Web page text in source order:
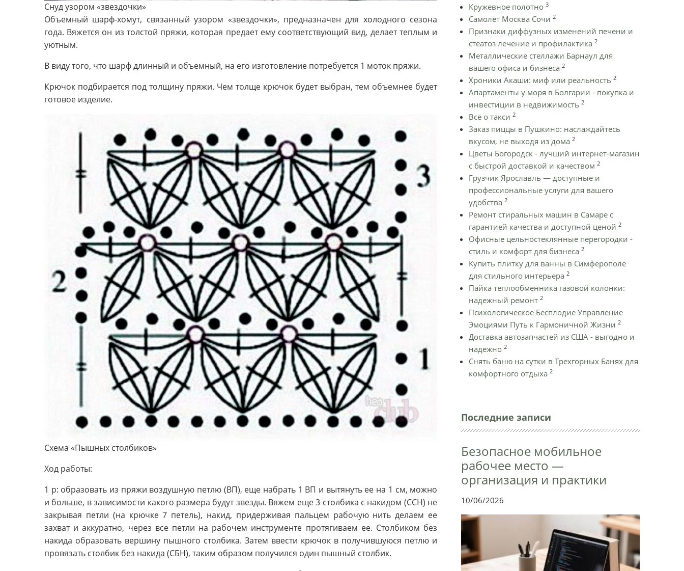
Снуд узором «звездочки»
Объемный шарф-хомут, связанный узором «звездочки», предназначен для холодного сезона
года. Вяжется он из толстой пряжи, которая предает ему соответствующий вид, делает теплым и
уютным.
В виду того, что шарф длинный и объемный, на его изготовление потребуется 1 моток пряжи.
Крючок подбирается под толщину пряжи. Чем толще крючок будет выбран, тем объемнее будет
готовое изделие.
Схема «Пышных столбиков»
Ход работы:
1 р: образовать из пряжи воздушную петлю (ВП), еще набрать 1 ВП и вытянуть ее на 1 см, можно
и больше, в зависимости какого размера будут звезды. Вяжем еще 3 столбика с накидом (ССН) не
закрывая петли (на крючке 7 петель), накид, придерживая пальцем рабочую нить делаем ее
захват и аккуратно, через все петли на рабочем инструменте протягиваем ее. Столбиком без
накида образовать вершину пышного столбика. Затем ввести крючок в получившуюся петлю и
провязать столбик без накида (СБН), таким образом получился один пышный столбик.
Кружевное полотно 3
Самолет Москва Сочи 2
Признаки диффузных изменений печени и
стеатоз лечение и профилактика 2
Металлические стеллажи Барнаул для
вашего офиса и бизнеса 2
Хроники Акаши: миф или реальность 2
Апартаменты у моря в Болгарии - покупка и
инвестиции в недвижимость 2
Всё о такси 2
Заказ пиццы в Пушкино: наслаждайтесь
вкусом, не выходя из дома 2
Цветы Богородск - лучший интернет-магазин
с быстрой доставкой и качеством 2
Грузчик Ярославль — доступные и
профессиональные услуги для вашего
удобства 2
Ремонт стиральных машин в Самаре с
гарантией качества и доступной ценой 2
Офисные цельностеклянные перегородки -
стиль и комфорт для бизнеса 2
Купить плитку для ванны в Симферополе
для стильного интерьера 2
Пайка теплообменника газовой колонки:
надежный ремонт 2
Психологическое Бесплодие Управление
Эмоциями Путь к Гармоничной Жизни 2
Доставка автозапчастей из США - выгодно и
надежно 2
Снять баню на сутки в Трехгорных Банях для
комфортного отдыха 2
Последние записи
Безопасное мобильное
рабочее место —
организация и практики
10/06/2026